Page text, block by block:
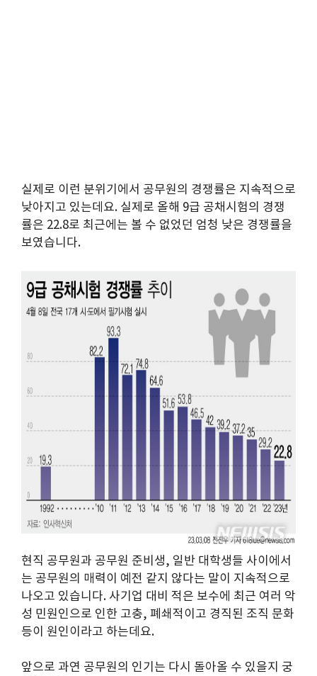
실제로 이런 분위기에서 공무원의 경쟁률은 지속적으로
낮아지고 있는데요. 실제로 올해 9급 공채시험의 경쟁
률은 22.8로 최근에는 볼 수 없었던 엄청 낮은 경쟁률을
보였습니다.
현직 공무원과 공무원 준비생, 일반 대학생들 사이에서
는 공무원의 매력이 예전 같지 않다는 말이 지속적으로
나오고 있습니다. 사기업 대비 적은 보수에 최근 여러 악
성 민원인으로 인한 고충, 폐쇄적이고 경직된 조직 문화
등이 원인이라고 하는데요.
앞으로 과연 공무원의 인기는 다시 돌아올 수 있을지 궁